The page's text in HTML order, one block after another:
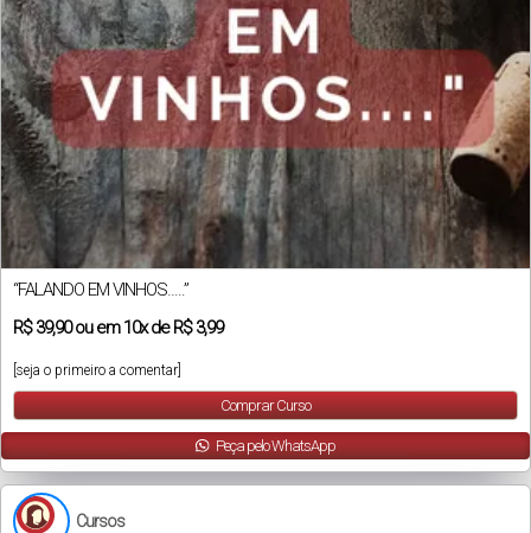
“FALANDO EM VINHOS…..”
R$39,90ou em10xde R$ 3,99
[seja o primeiro a comentar]
Comprar Curso
Peça pelo WhatsApp
Cursos